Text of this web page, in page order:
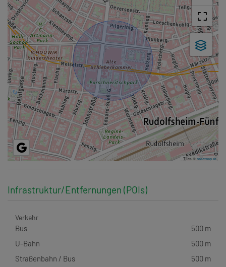
Tiles ©basemap.at
Infrastruktur/Entfernungen (POIs)
Verkehr
Bus
500 m
U-Bahn
500 m
Straßenbahn / Bus
500 m